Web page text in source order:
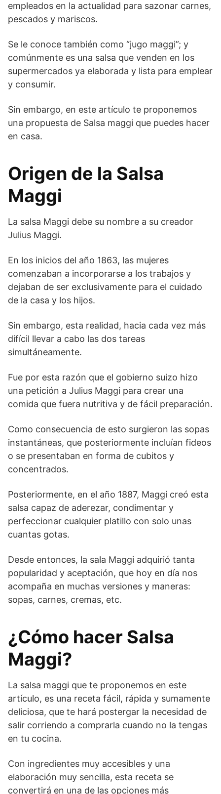
empleados en la actualidad para sazonar carnes,
pescados y mariscos.
Se le conoce también como “jugo maggi”; y
comúnmente es una salsa que venden en los
supermercados ya elaborada y lista para emplear
y consumir.
Sin embargo, en este artículo te proponemos
una propuesta de Salsa maggi que puedes hacer
en casa.
Origen de la Salsa
Maggi
La salsa Maggi debe su nombre a su creador
Julius Maggi.
En los inicios del año 1863, las mujeres
comenzaban a incorporarse a los trabajos y
dejaban de ser exclusivamente para el cuidado
de la casa y los hijos.
Sin embargo, esta realidad, hacia cada vez más
difícil llevar a cabo las dos tareas
simultáneamente.
Fue por esta razón que el gobierno suizo hizo
una petición a Julius Maggi para crear una
comida que fuera nutritiva y de fácil preparación.
Como consecuencia de esto surgieron las sopas
instantáneas, que posteriormente incluían fideos
o se presentaban en forma de cubitos y
concentrados.
Posteriormente, en el año 1887, Maggi creó esta
salsa capaz de aderezar, condimentar y
perfeccionar cualquier platillo con solo unas
cuantas gotas.
Desde entonces, la sala Maggi adquirió tanta
popularidad y aceptación, que hoy en día nos
acompaña en muchas versiones y maneras:
sopas, carnes, cremas, etc.
¿Cómo hacer Salsa
Maggi?
La salsa maggi que te proponemos en este
artículo, es una receta fácil, rápida y sumamente
deliciosa, que te hará postergar la necesidad de
salir corriendo a comprarla cuando no la tengas
en tu cocina.
Con ingredientes muy accesibles y una
elaboración muy sencilla, esta receta se
convertirá en una de las opciones más